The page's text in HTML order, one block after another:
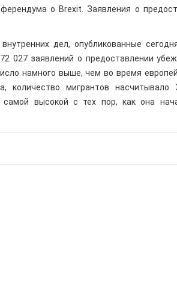
о Brexit. Заявления о
дел, опубликованные
027 заявлений о предоставлении
намного выше, чем во время
количество мигрантов
самой высокой с тех пор, как она